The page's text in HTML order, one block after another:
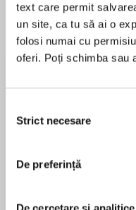
text care permit
un site, ca tu să ai o
folosi numai cu
oferi. Poți schimba sau
consimțământului
Strict necesare
De preferință
Promoțional inclus
la 31 decembrie
Un roman despre
Fără să se
devin peste
desenează de zor
când Ruxi scrie
stabilite între ele;
Recenzii
Povestea e